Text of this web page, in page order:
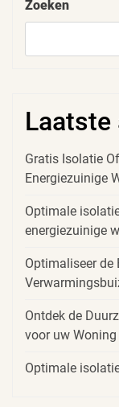
Zoeken
Laatste
Gratis Isolatie
Energiezuinige
Optimale
energiezuinige
Optimaliseer de
Ontdek de
voor uw Woning
Optimale